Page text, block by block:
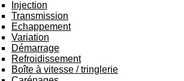
Injection
Transmission
Echappement
Variation
Démarrage
Refroidissement
Boîte à vitesse / tringlerie